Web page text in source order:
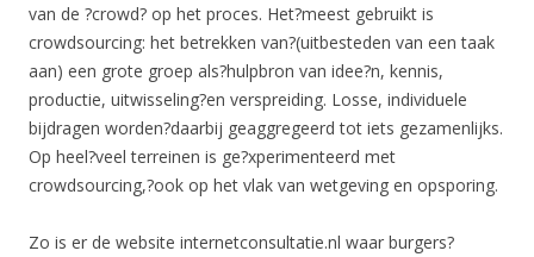
van de ?crowd? op het proces. Het?meest gebruikt is
crowdsourcing: het betrekken van?(uitbesteden van een taak
aan) een grote groep als?hulpbron van idee?n, kennis,
productie, uitwisseling?en verspreiding. Losse, individuele
bijdragen worden?daarbij geaggregeerd tot iets gezamenlijks.
Op heel?veel terreinen is ge?xperimenteerd met
crowdsourcing,?ook op het vlak van wetgeving en opsporing.
Zo is er de website internetconsultatie.nl waar burgers?